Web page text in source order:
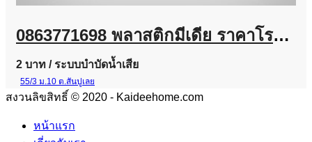
0863771698 พลาสติกมีเดีย ราคาโรงงาน | จำหน่าย Plastic Media สำหรับระบบบำบัดน้ำเสีย
2 บาท / ระบบบำบัดน้ำเสีย
55/3 ม.10 ต.สันปูเลย
สงวนลิขสิทธิ์ © 2020 - Kaideehome.com
หน้าแรก